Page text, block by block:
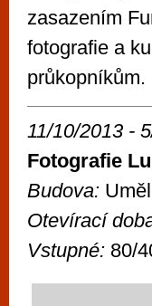
zasazením
fotografie a
průkopníkům.
11/10/2013 -
Fotografie
Budova:
Otevírací
Vstupné: 80/